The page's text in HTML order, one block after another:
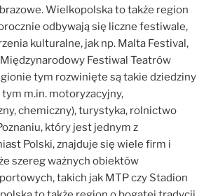
Wielkopolska to także region
odbywają się liczne festiwale,
kulturalne, jak np. Malta Festival,
Festiwal Teatrów
tym rozwinięte są takie dziedziny
tym m.in. motoryzacyjny,
chemiczny), turystyka, rolnictwo
który jest jednym z
Polski, znajduje się wiele firm i
szereg ważnych obiektów
takich jak MTP czy Stadion